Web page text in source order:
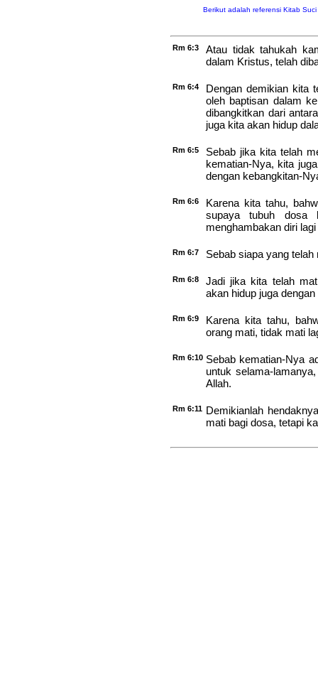
Berikut adalah referensi Kitab
Rm 6:3
Atau tidak tahukah
dalam Kristus, telah
Rm 6:4
Dengan demikian kita
oleh baptisan dalam
dibangkitkan dari
juga kita akan hidup
Rm 6:5
Sebab jika kita telah
kematian-Nya, kita
dengan kebangkitan-
Rm 6:6
Karena kita tahu,
supaya tubuh dosa
menghambakan diri
Rm 6:7 Sebab siapa yang
Rm 6:8
Jadi jika kita telah
akan hidup juga dengan
Rm 6:9
Karena kita tahu,
orang mati, tidak mati
Rm 6:10 Sebab kematian-Nya
untuk selama-
Allah.
Rm 6:11 Demikianlah
mati bagi dosa, tetapi